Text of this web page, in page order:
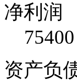
净利润
75400
资产负